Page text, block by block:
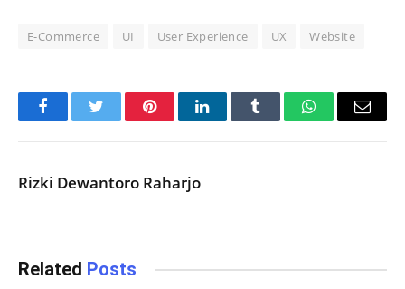
E-Commerce UI User Experience UX Website
FacebookTwitter PinterestLinkedInTumblr WhatsAppEmail
Rizki Dewantoro Raharjo
Related Posts